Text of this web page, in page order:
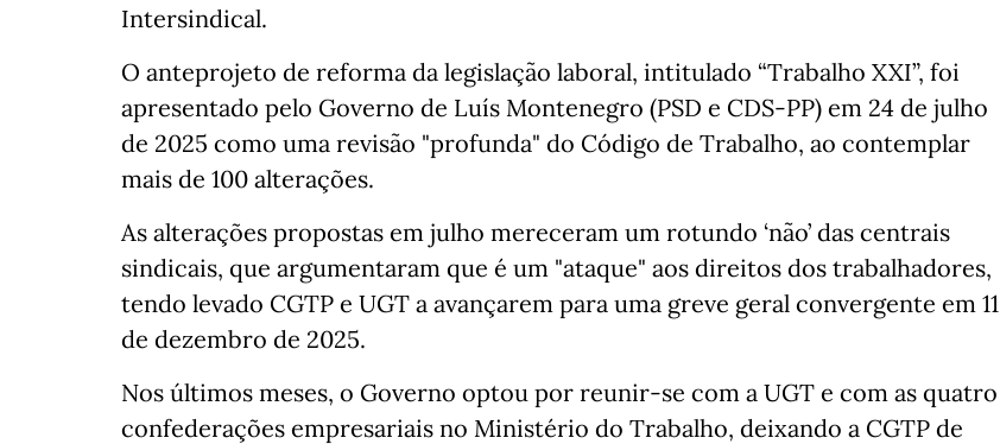
Intersindical.
O anteprojeto de reforma da legislação laboral, intitulado “Trabalho XXI”, foi
apresentado pelo Governo de Luís Montenegro (PSD e CDS-PP) em 24 de julho
de 2025 como uma revisão "profunda" do Código de Trabalho, ao contemplar
mais de 100 alterações.
As alterações propostas em julho mereceram um rotundo ‘não’ das centrais
sindicais, que argumentaram que é um "ataque" aos direitos dos trabalhadores,
tendo levado CGTP e UGT a avançarem para uma greve geral convergente em 11
de dezembro de 2025.
Nos últimos meses, o Governo optou por reunir-se com a UGT e com as quatro
confederações empresariais no Ministério do Trabalho, deixando a CGTP de